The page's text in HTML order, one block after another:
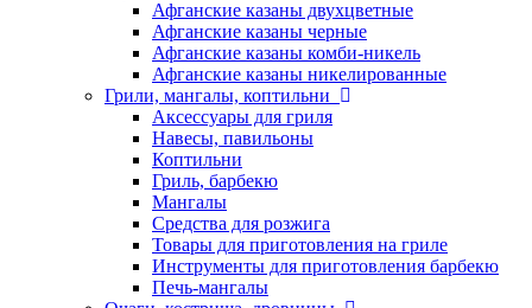
Афганские казаны двухцветные
Афганские казаны черные
Афганские казаны комби-никель
Афганские казаны никелированные
Грили, мангалы, коптильни
Аксессуары для гриля
Навесы, павильоны
Коптильни
Гриль, барбекю
Мангалы
Средства для розжига
Товары для приготовления на гриле
Инструменты для приготовления барбекю
Печь-мангалы